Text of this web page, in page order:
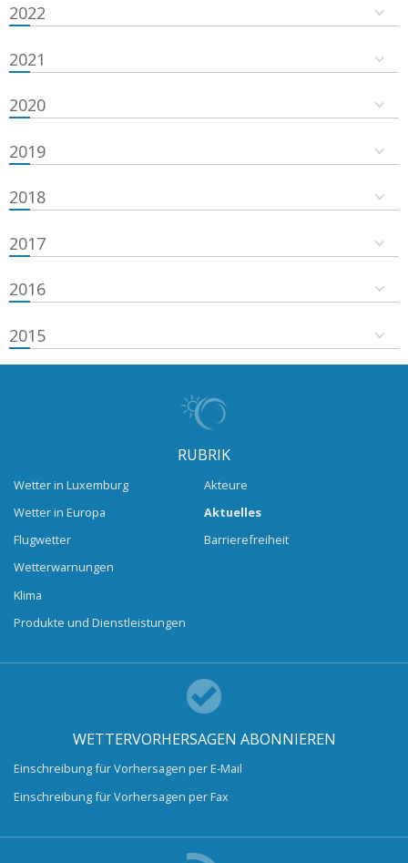
2022
2021
2020
2019
2018
2017
2016
2015
RUBRIK
Wetter in Luxemburg
Wetter in Europa
Flugwetter
Wetterwarnungen
Klima
Produkte und Dienstleistungen
Akteure
Aktuelles
Barrierefreiheit
WETTERVORHERSAGEN ABONNIEREN
Einschreibung für Vorhersagen per E-Mail
Einschreibung für Vorhersagen per Fax